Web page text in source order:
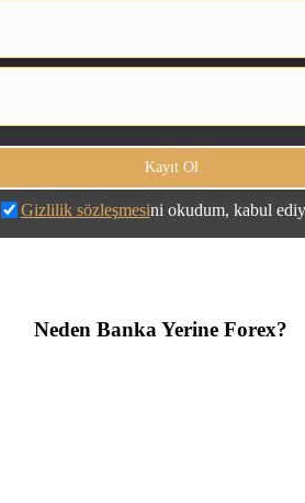
Gizlilik sözleşmesini okudum, kabul
Neden Banka Yerine Forex?